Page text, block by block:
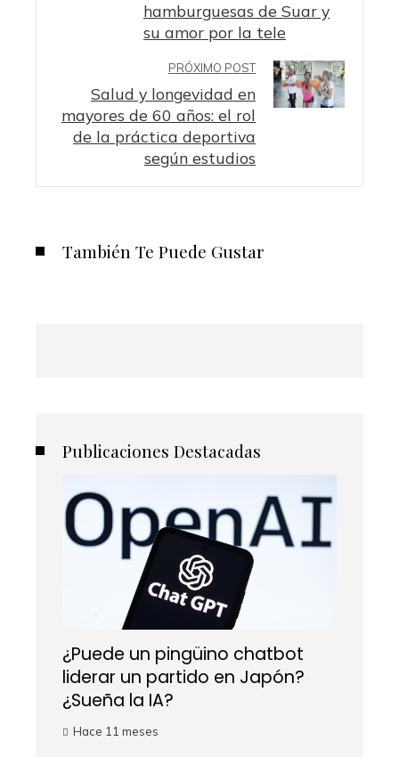
hamburguesas de Suar y
su amor por la tele
PRÓXIMO POST
Salud y longevidad en
mayores de 60 años: el rol
de la práctica deportiva
según estudios
También Te Puede Gustar
Publicaciones Destacadas
¿Puede un pingüino chatbot
liderar un partido en Japón?
¿Sueña la IA?
Hace 11 meses